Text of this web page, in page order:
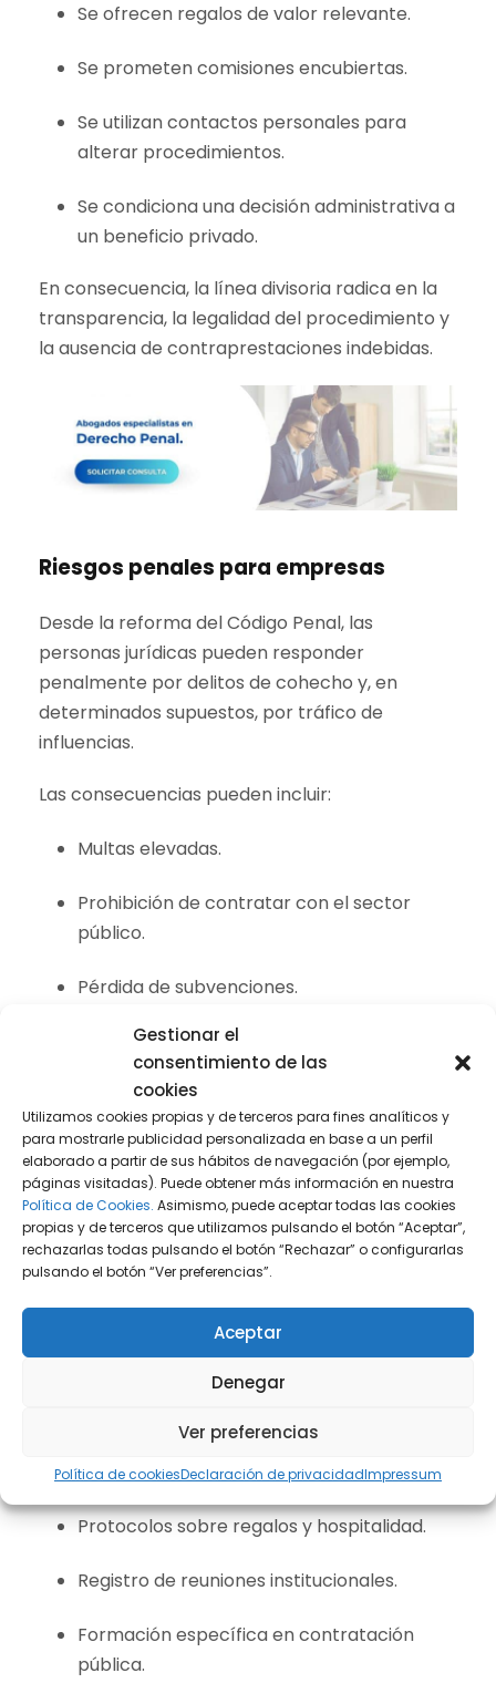
Gestionar el
consentimiento de las
cookies
Utilizamos cookies propias y de terceros para fines analíticos y
para mostrarle publicidad personalizada en base a un perfil
elaborado a partir de sus hábitos de navegación (por ejemplo,
páginas visitadas). Puede obtener más información en nuestra
Política de Cookies. Asimismo, puede aceptar todas las cookies
propias y de terceros que utilizamos pulsando el botón “Aceptar”,
rechazarlas todas pulsando el botón “Rechazar” o configurarlas
pulsando el botón “Ver preferencias”.
Aceptar
Denegar
Ver preferencias
Política de cookiesDeclaración de privacidadImpressum
Se ofrecen regalos de valor relevante.
Se prometen comisiones encubiertas.
Se utilizan contactos personales para
alterar procedimientos.
Se condiciona una decisión administrativa a
un beneficio privado.
En consecuencia, la línea divisoria radica en la
transparencia, la legalidad del procedimiento y
la ausencia de contraprestaciones indebidas.
Riesgos penales para empresas
Desde la reforma del Código Penal, las
personas jurídicas pueden responder
penalmente por delitos de cohecho y, en
determinados supuestos, por tráfico de
influencias.
Las consecuencias pueden incluir:
Multas elevadas.
Prohibición de contratar con el sector
público.
Pérdida de subvenciones.
Intervención judicial.
Daño reputacional irreversible.
Por ello, resulta imprescindible integrar estos
riesgos dentro del mapa de riesgos penales del
programa de Compliance.
Compliance penal y prevención del
En este sentido, un modelo de prevención
Políticas anticorrupción claras.
Protocolos sobre regalos y hospitalidad.
Registro de reuniones institucionales.
Formación específica en contratación
pública.